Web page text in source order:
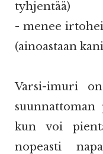
tyhjentää)
- menee
(ainoastaan
Varsi-imuri
kun voi
nopeasti